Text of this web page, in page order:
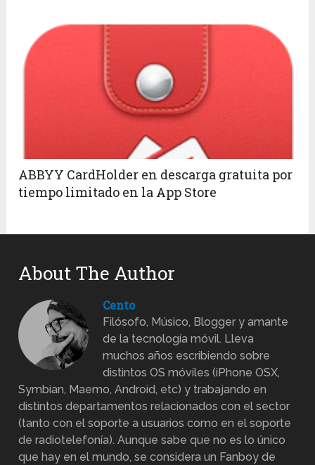
ABBYY CardHolder en descarga gratuita por
tiempo limitado en la App Store
About The Author
Cento
Filósofo, Músico, Blogger y amante
de la tecnología móvil. Lleva
muchos años escribiendo sobre
distintos OS móviles (iPhone OSX,
Symbian, Maemo, Android, etc) y trabajando en
distintos departamentos relacionados con el sector
(tanto con el soporte a usuarios como en el soporte
de radiotelefonía). Aunque sabe que no es lo único
que hay en el mundo, se considera un Fanboy de